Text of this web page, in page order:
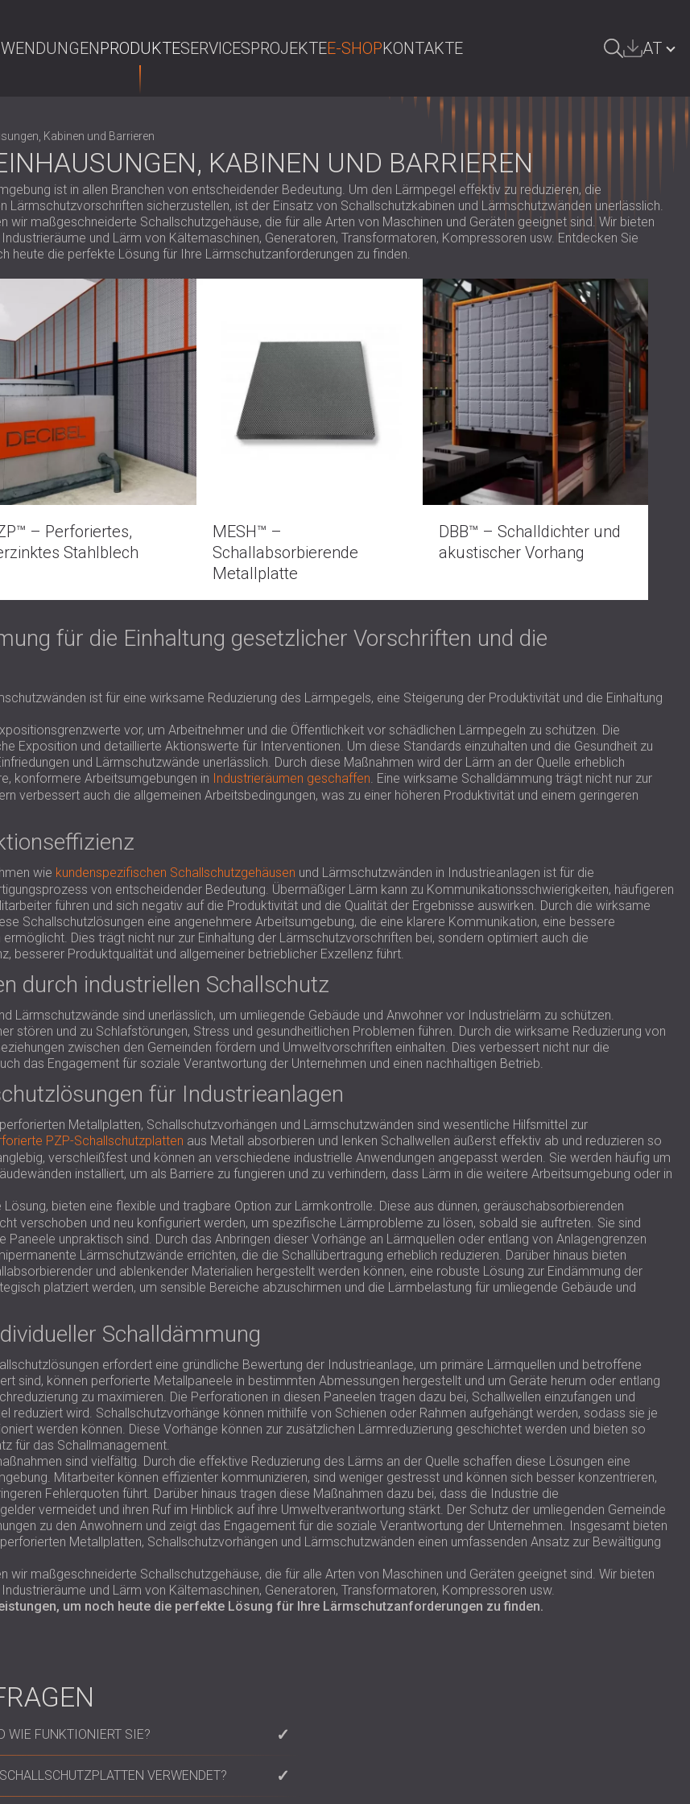
PRODUKTESERVICESPROJEKTEE-SHOPKONTAKTE AT
DEUTSCHLAND | DE
SRBIJA | RS
ROMÂNIA | RO
FINLAND | FI
РОССИЯ | RU
USA | US
SOUTH AFRICA | ZA
Kabinen und Barrieren
KABINEN UND BARRIEREN
ist in allen Branchen von entscheidender Bedeutung. Um den Lärmpegel effektiv zu reduzieren, die
Lärmschutzvorschriften sicherzustellen, ist der Einsatz von Schallschutzkabinen und Lärmschutzwänden unerlässlich.
wir maßgeschneiderte Schallschutzgehäuse, die für alle Arten von Maschinen und Geräten geeignet sind. Wir bieten
und Lärm von Kältemaschinen, Generatoren, Transformatoren, Kompressoren usw. Entdecken Sie
heute die perfekte Lösung für Ihre Lärmschutzanforderungen zu finden.
– Perforiertes,
Stahlblech
MESH™ –
Schallabsorbierende
Metallplatte
DBB™ – Schalldichter und
akustischer Vorhang
für die Einhaltung gesetzlicher Vorschriften und die
ist für eine wirksame Reduzierung des Lärmpegels, eine Steigerung der Produktivität und die Einhaltung
vor, um Arbeitnehmer und die Öffentlichkeit vor schädlichen Lärmpegeln zu schützen. Die
Exposition und detaillierte Aktionswerte für Interventionen. Um diese Standards einzuhalten und die Gesundheit zu
und Lärmschutzwände unerlässlich. Durch diese Maßnahmen wird der Lärm an der Quelle erheblich
konformere Arbeitsumgebungen in Industrieräumen geschaffen . Eine wirksame Schalldämmung trägt nicht nur zur
verbessert auch die allgemeinen Arbeitsbedingungen, was zu einer höheren Produktivität und einem geringeren
wie kundenspezifischen Schallschutzgehäusen und Lärmschutzwänden in Industrieanlagen ist für die
von entscheidender Bedeutung. Übermäßiger Lärm kann zu Kommunikationsschwierigkeiten, häufigeren
führen und sich negativ auf die Produktivität und die Qualität der Ergebnisse auswirken. Durch die wirksame
Schallschutzlösungen eine angenehmere Arbeitsumgebung, die eine klarere Kommunikation, eine bessere
Dies trägt nicht nur zur Einhaltung der Lärmschutzvorschriften bei, sondern optimiert auch die
besserer Produktqualität und allgemeiner betrieblicher Exzellenz führt.
durch industriellen Schallschutz
Lärmschutzwände sind unerlässlich, um umliegende Gebäude und Anwohner vor Industrielärm zu schützen.
stören und zu Schlafstörungen, Stress und gesundheitlichen Problemen führen. Durch die wirksame Reduzierung von
zwischen den Gemeinden fördern und Umweltvorschriften einhalten. Dies verbessert nicht nur die
das Engagement für soziale Verantwortung der Unternehmen und einen nachhaltigen Betrieb.
für Industrieanlagen
Metallplatten, Schallschutzvorhängen und Lärmschutzwänden sind wesentliche Hilfsmittel zur
PZP-Schallschutzplatten aus Metall absorbieren und lenken Schallwellen äußerst effektiv ab und reduzieren so
verschleißfest und können an verschiedene industrielle Anwendungen angepasst werden. Sie werden häufig um
installiert, um als Barriere zu fungieren und zu verhindern, dass Lärm in die weitere Arbeitsumgebung oder in
bieten eine flexible und tragbare Option zur Lärmkontrolle. Diese aus dünnen, geräuschabsorbierenden
verschoben und neu konfiguriert werden, um spezifische Lärmprobleme zu lösen, sobald sie auftreten. Sie sind
Paneele unpraktisch sind. Durch das Anbringen dieser Vorhänge an Lärmquellen oder entlang von Anlagengrenzen
Lärmschutzwände errichten, die die Schallübertragung erheblich reduzieren. Darüber hinaus bieten
und ablenkender Materialien hergestellt werden können, eine robuste Lösung zur Eindämmung der
platziert werden, um sensible Bereiche abzuschirmen und die Lärmbelastung für umliegende Gebäude und
Schalldämmung
erfordert eine gründliche Bewertung der Industrieanlage, um primäre Lärmquellen und betroffene
sind, können perforierte Metallpaneele in bestimmten Abmessungen hergestellt und um Geräte herum oder entlang
zu maximieren. Die Perforationen in diesen Paneelen tragen dazu bei, Schallwellen einzufangen und
reduziert wird. Schallschutzvorhänge können mithilfe von Schienen oder Rahmen aufgehängt werden, sodass sie je
werden können. Diese Vorhänge können zur zusätzlichen Lärmreduzierung geschichtet werden und bieten so
für das Schallmanagement.
sind vielfältig. Durch die effektive Reduzierung des Lärms an der Quelle schaffen diese Lösungen eine
Mitarbeiter können effizienter kommunizieren, sind weniger gestresst und können sich besser konzentrieren,
Fehlerquoten führt. Darüber hinaus tragen diese Maßnahmen dazu bei, dass die Industrie die
vermeidet und ihren Ruf im Hinblick auf ihre Umweltverantwortung stärkt. Der Schutz der umliegenden Gemeinde
zu den Anwohnern und zeigt das Engagement für die soziale Verantwortung der Unternehmen. Insgesamt bieten
Metallplatten, Schallschutzvorhängen und Lärmschutzwänden einen umfassenden Ansatz zur Bewältigung
wir maßgeschneiderte Schallschutzgehäuse, die für alle Arten von Maschinen und Geräten geeignet sind. Wir bieten
und Lärm von Kältemaschinen, Generatoren, Transformatoren, Kompressoren usw.
um noch heute die perfekte Lösung für Ihre Lärmschutzanforderungen zu finden.
WIE FUNKTIONIERT SIE?
Struktur, die den Lärm von seiner Quelle her
VERWENDET?